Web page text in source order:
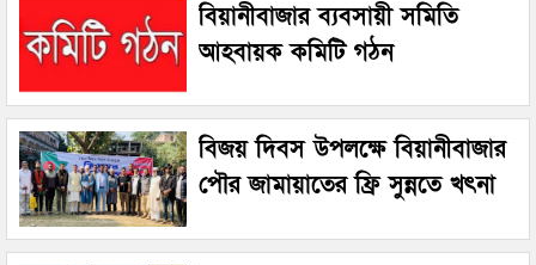
বিয়ানীবাজার ব্যবসায়ী সমিতি
আহবায়ক কমিটি গঠন
বিজয় দিবস উপলক্ষে বিয়ানীবাজার
পৌর জামায়াতের ফ্রি সুন্নতে খৎনা